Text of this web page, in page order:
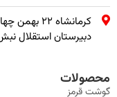
کرمانشاه
دبیرستان استقلال نبش کوی ۱۲۷ خانه
محصولات
گوشت قرمز